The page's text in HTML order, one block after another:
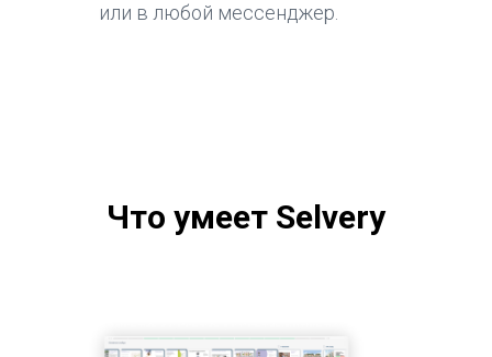
или в любой мессенджер.
Что умеет Selvery